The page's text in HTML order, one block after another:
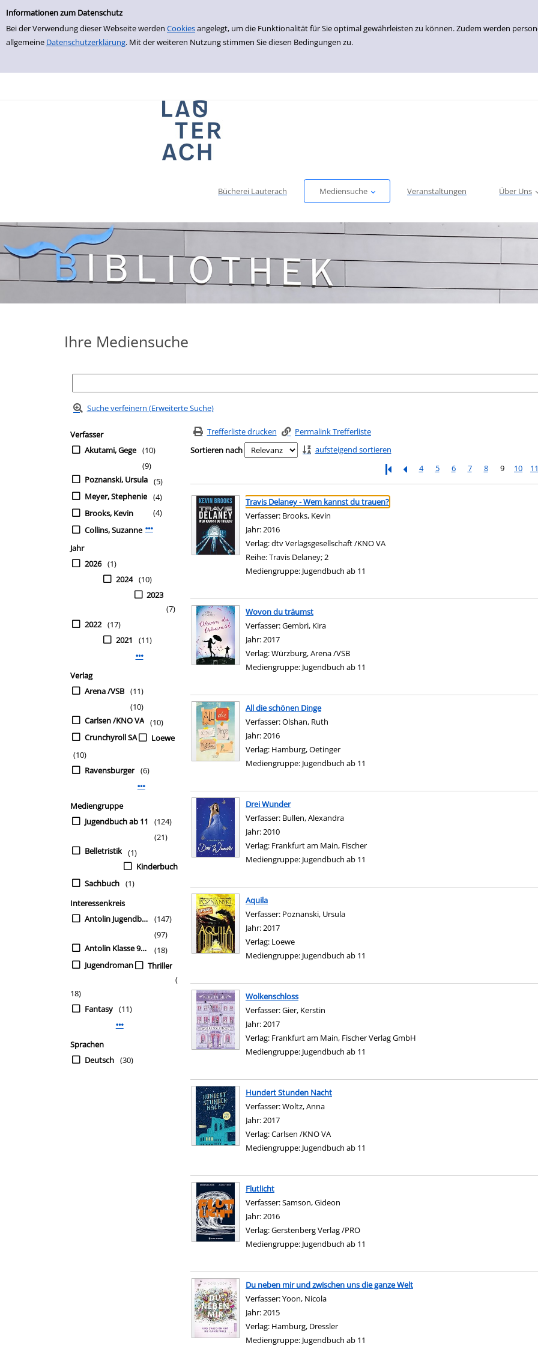
Einfache Suche
Informationen zum Datenschutz
Bei der Verwendung dieser Webseite werden Cookiesangelegt, um die Funktionalität für Sie optimal gewährleisten zu können. Zudem werden
allgemeine Datenschutzerklärung. Mit der weiteren Nutzung stimmen Sie diesen Bedingungen zu.
zur Navigation springen
zum Inhalt springen
Zu den Suchfiltern springen
Zur Trefferliste springen
Bücherei Lauterach Mediensuche Veranstaltungen Über Uns
Ihre Mediensuche
Suche verfeinern (Erweiterte Suche)
Suchfilter
Zur Trefferliste springen
Verfasser
Akutami, Gege (10)
Poznanski, Ursula
(9)
Meyer, Stephenie
(5)
Brooks, Kevin
(4)
Collins, Suzanne
(4)
Mehr Verfasser-Filter anzeigen
Jahr
2026 (1)
2024 (10)
2023
(7)
2022 (17)
2021
(11)
Mehr Jahr-Filter anzeigen
Verlag
Arena /VSB (11)
Carlsen /KNO VA
(10)
Crunchyroll SA
(10)
Loewe
(10)
Ravensburger (6)
Mediengruppe
Jugendbuch ab 11
(124)
Belletristik
(21)
Kinderbuch
(1)
Sachbuch (1)
Interessenkreis
Antolin Jugendbuch ab Kl. 9
(147)
Antolin Klasse 9/10
(97)
Jugendroman
(18)
Thriller
(
18)
Fantasy (11)
Mehr Interessenkreis-Filter anzeigen
Sprachen
Deutsch (30)
Trefferliste drucken
Permalink Trefferliste
Sortieren nach
aufsteigend sortieren
4
5 6 7 8 9 10 11
Suchergebnis
Zu den Suchfiltern springen
Travis Delaney - Wem kannst du trauen?
Verfasser: Brooks, Kevin
Jahr:2016
Verlag:dtv Verlagsgesellschaft /KNO VA
Reihe:Travis Delaney; 2
Mediengruppe: Jugendbuch ab 11
Wovon du träumst
Verfasser:Gembri, Kira
Jahr:2017
Verlag:Würzburg, Arena /VSB
Mediengruppe: Jugendbuch ab 11
All die schönen Dinge
Verfasser:Olshan, Ruth
Jahr:2016
Verlag: Hamburg, Oetinger
Mediengruppe: Jugendbuch ab 11
Drei Wunder
Verfasser: Bullen, Alexandra
Jahr:2010
Verlag: Frankfurt am Main, Fischer
Mediengruppe: Jugendbuch ab 11
Aquila
Verfasser: Poznanski, Ursula
Jahr:2017
Verlag: Loewe
Mediengruppe: Jugendbuch ab 11
Wolkenschloss
Verfasser:Gier, Kerstin
Jahr:2017
Verlag: Frankfurt am Main, Fischer Verlag GmbH
Mediengruppe: Jugendbuch ab 11
Hundert Stunden Nacht
Verfasser:Woltz, Anna
Jahr:2017
Verlag:Carlsen /KNO VA
Mediengruppe: Jugendbuch ab 11
Flutlicht
Verfasser:Samson, Gideon
Jahr:2016
Verlag:Gerstenberg Verlag /PRO
Mediengruppe: Jugendbuch ab 11
Du neben mir und zwischen uns die ganze Welt
Verfasser:Yoon, Nicola
Jahr:2015
Verlag: Hamburg, Dressler
Mediengruppe: Jugendbuch ab 11